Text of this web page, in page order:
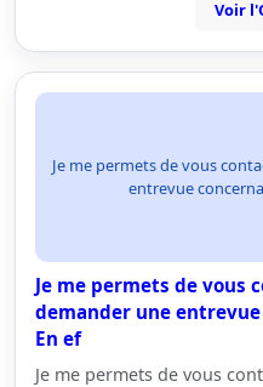
Voir
Je me permets de vous
entrevue
Je me permets de vous
demander une
En ef
Je me permets de vous